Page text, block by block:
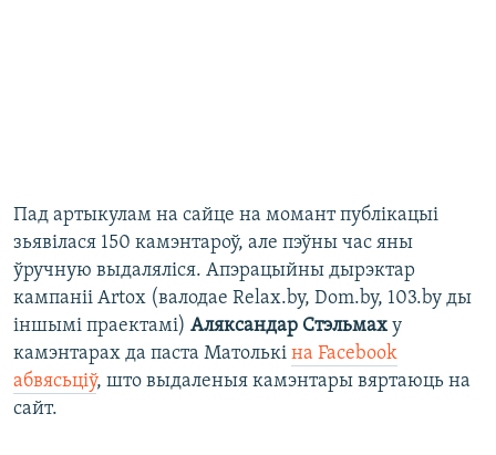
Пад артыкулам на сайце на момант публікацыі
зьявілася 150 камэнтароў, але пэўны час яны
ўручную выдаляліся. Апэрацыйны дырэктар
кампаніі Artox (валодае Relax.by, Dom.by, 103.by ды
іншымі праектамі) Аляксандар Стэльмах у
камэнтарах да паста Матолькі на Facebook
абвясьціў, што выдаленыя камэнтары вяртаюць на
сайт.